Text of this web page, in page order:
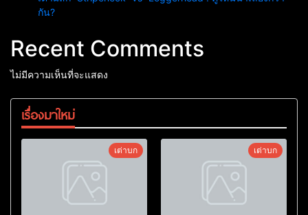
กัน?
Recent Comments
ไม่มีความเห็นที่จะแสดง
เรื่องมาใหม่
เต่าบก เต่าบก